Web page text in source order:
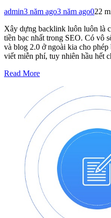
admin3 năm ago3 năm ago022
Xây dựng backlink luôn luôn là
tiền bạc nhất trong SEO. Có vô
và blog 2.0 ở ngoài kia cho phép
viết miễn phí, tuy nhiên hầu hết
Read More